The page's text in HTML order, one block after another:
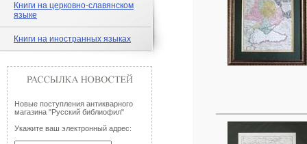
Книги на церковно-славянском
языке
Книги на иностранных языках
Новые поступления антикварного
магазина "Русский библиофил"
Укажите ваш электронный адрес: